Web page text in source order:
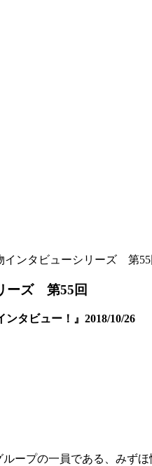
インタビューシリーズ 第55
ーズ 第55回
タビュー！』2018/10/26
ープの一員である、みず